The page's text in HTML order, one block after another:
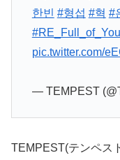
한빈 #형섭 #혁 #
pic.twitter.com/
— TEMPEST
TEMPEST(テンペス